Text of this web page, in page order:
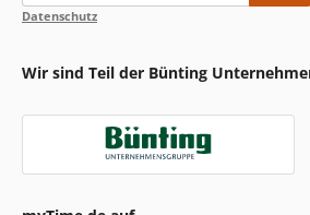
Datenschutz
Wir sind Teil der Bünting